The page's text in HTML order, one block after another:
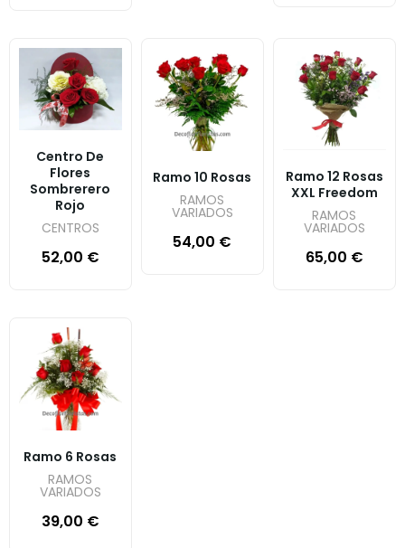
Centro De
Flores
Sombrerero
Rojo
CENTROS
52,00 €
Ramo 10 Rosas
RAMOS
VARIADOS
54,00 €
Ramo 12 Rosas
XXL Freedom
RAMOS
VARIADOS
65,00 €
Ramo 6 Rosas
RAMOS
VARIADOS
39,00 €